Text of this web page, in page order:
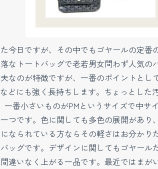
今日ですが、その中でもゴヤールの定
なトートバッグで老若男女問わず人気
なのが特徴ですが、一番のポイントと
どにも強く長持ちします。ちょっとし
番小さいものがPMというサイズで中
です。色に関しても多色の展開があり
なられている方ならその軽さはお分か
ッグです。デザインに関してもゴヤー
違いなく上がる一品です。最近ではま